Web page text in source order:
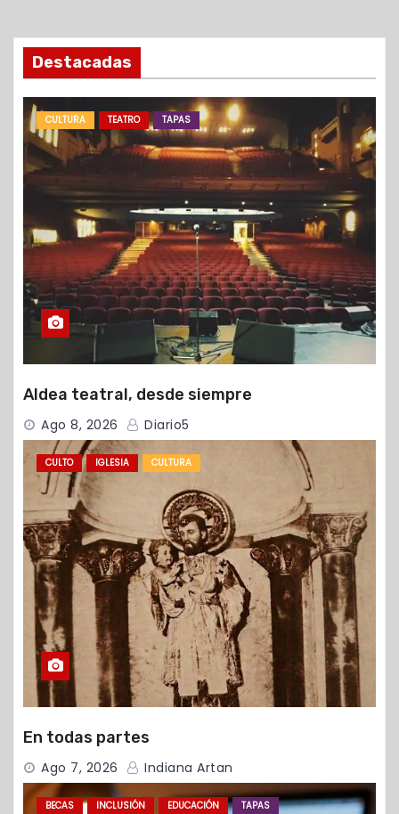
Destacadas
CULTURA TEATRO TAPAS
Aldea teatral, desde siempre
Ago 8, 2026 Diario5
CULTO IGLESIA CULTURA
En todas partes
Ago 7, 2026 Indiana Artan
BECAS INCLUSIÓN EDUCACIÓN TAPAS